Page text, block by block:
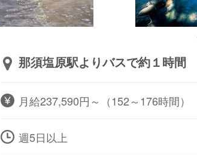
那須塩原駅よりバスで約１時間
月給237,590円～（152～176時間）
週5日以上